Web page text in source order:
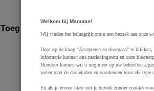
Toegevoegd aan winkelwagen
Welkom bij Manutan!
Wij vinden het belangrijk om u een bezoek aan onze
Door op de knop "Accepteren en doorgaan" te
informatie kunnen ons marketingteam en onze
Hierdoor kunnen wij u nog meer op uw behoeften
weten over de doeleinden en voorkeuren voor elk
En als je ervoor kiest om je bezoek zonder cookies